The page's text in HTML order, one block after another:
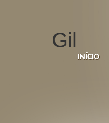
INÍCIO
Gil